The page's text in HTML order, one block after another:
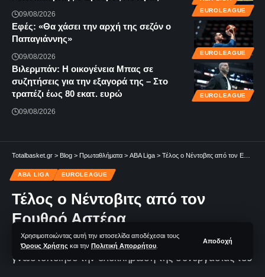
Χρησιμοποιώντας αυτή την ιστοσελίδα αποδέχεσαι τους
Όρους Χρήσης και την Πολιτική Απορρήτου
Αποδοχή
EUROLEAGUE
09/08/2026
EUROLEAGUE
Εφές: «Θα χάσει την αρχή της σεζόν ο
Παπαγιάννης»
09/08/2026
EUROLEAGUE
Βιλερμπάν: Η οικογένεια Μπας σε
συζητήσεις για την εξαγορά της – Στο
τραπέζι έως 80 εκατ. ευρώ
09/08/2026
Totalbasket.gr > Blog > Πρωταθλήματα > ABA Liga > Τέλος ο Νέντοβιτς από τον Ερυθρό Αστέρα
ABA LIGA EUROLEAGUE
Τέλος ο Νέντοβιτς από τον
Ερυθρό Αστέρα
Ο Ερυθρός Αστέρας με ανακοίνωση του
γνωστοποίησε την ολοκλήρωση της συνεργασίας του